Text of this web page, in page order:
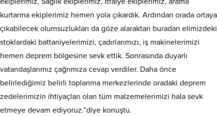
kurtarma ekiplerimiz hemen yola çıkardık. Ardından orada ortaya
çıkabilecek olumsuzlukları da göze alaraktan buradan elimizdeki
stoklardaki battaniyelerimizi, çadırlarımızı, iş makinelerimizi
hemen deprem bölgesine sevk ettik. Sonrasında duyarlı
vatandaşlarımız çağrımıza cevap verdiler. Daha önce
belirlediğimiz belirli toplanma merkezlerinde oradaki deprem
zedelerimizin ihtiyaçları olan tüm malzemelerimizi hala sevk
etmeye devam ediyoruz.”diye konuştu.